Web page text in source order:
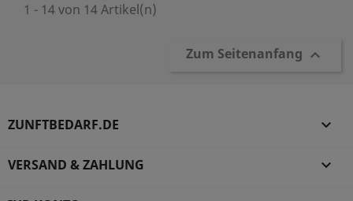
1 - 14 von 14 Artikel(n)
Zum Seitenanfang 
ZUNFTBEDARF.DE 
VERSAND & ZAHLUNG 